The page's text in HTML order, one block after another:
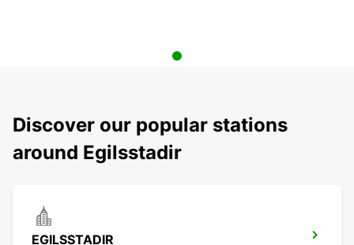
Discover our popular stations
around Egilsstadir
EGILSSTADIR